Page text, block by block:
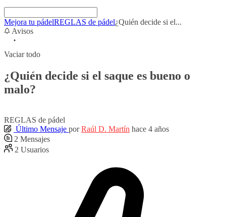
Mejora tu pádelREGLAS de pádel¿Quién decide si el...
Avisos
Vaciar todo
¿Quién decide si el saque es bueno o
malo?
REGLAS de pádel
Último Mensaje por Raúl D. Martín hace 4 años
2 Mensajes
2 Usuarios